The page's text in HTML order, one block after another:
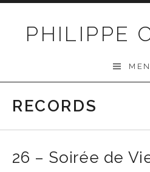
PHILIPPE
RECORDS
26 – Soirée de